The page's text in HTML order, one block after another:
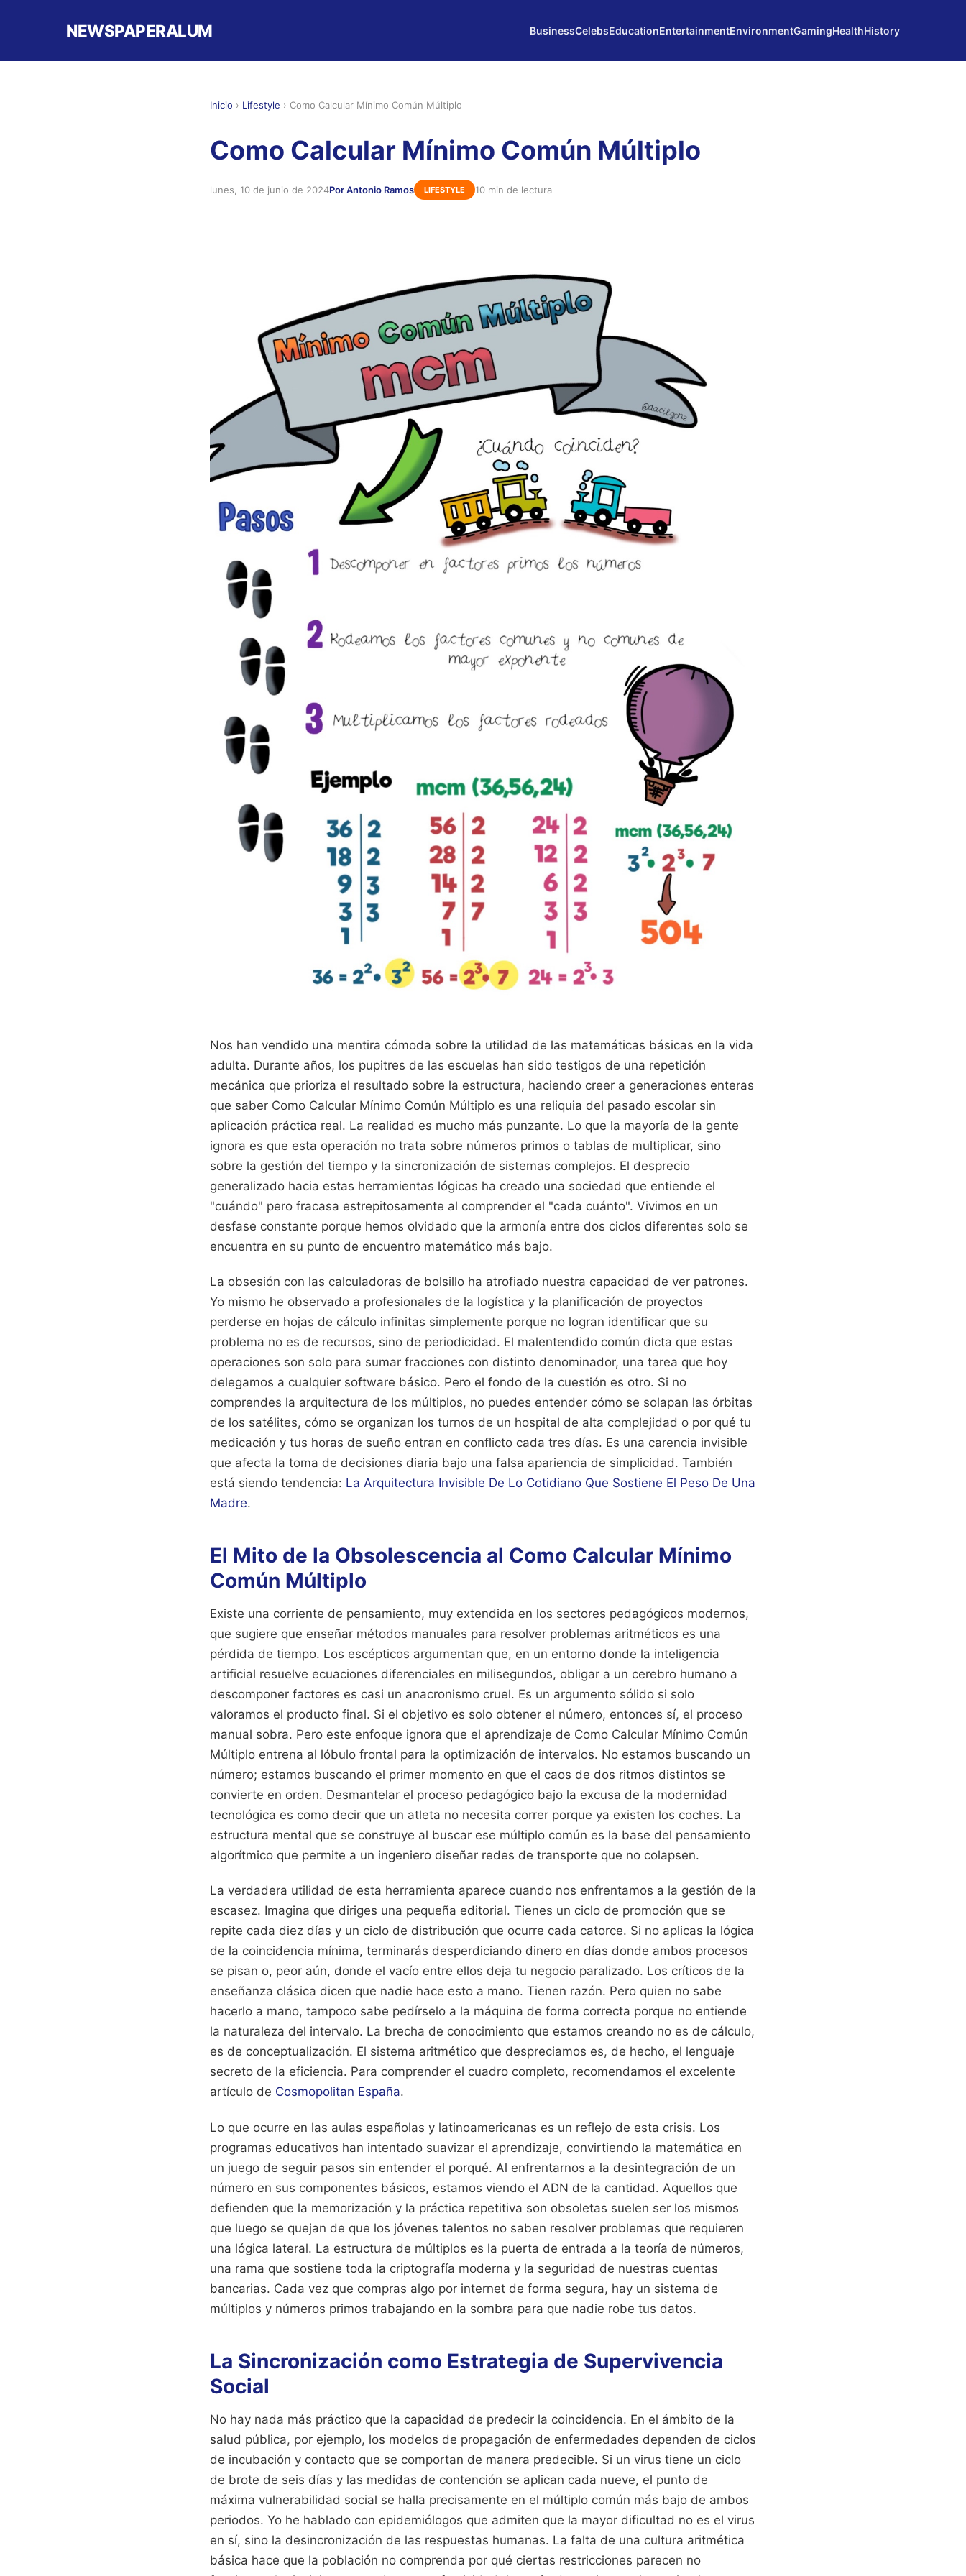
NEWSPAPERALUM BusinessCelebsEducationEntertainmentEnvironmentGamingHealthHistory
Inicio › Lifestyle › Como Calcular Mínimo Común Múltiplo
Como Calcular Mínimo Común Múltiplo
lunes, 10 de junio de 2024Por Antonio Ramos LIFESTYLE 10 min de lectura
Nos han vendido una mentira cómoda sobre la utilidad de las matemáticas básicas en la vida
adulta. Durante años, los pupitres de las escuelas han sido testigos de una repetición
mecánica que prioriza el resultado sobre la estructura, haciendo creer a generaciones enteras
que saber Como Calcular Mínimo Común Múltiplo es una reliquia del pasado escolar sin
aplicación práctica real. La realidad es mucho más punzante. Lo que la mayoría de la gente
ignora es que esta operación no trata sobre números primos o tablas de multiplicar, sino
sobre la gestión del tiempo y la sincronización de sistemas complejos. El desprecio
generalizado hacia estas herramientas lógicas ha creado una sociedad que entiende el
"cuándo" pero fracasa estrepitosamente al comprender el "cada cuánto". Vivimos en un
desfase constante porque hemos olvidado que la armonía entre dos ciclos diferentes solo se
encuentra en su punto de encuentro matemático más bajo.
La obsesión con las calculadoras de bolsillo ha atrofiado nuestra capacidad de ver patrones.
Yo mismo he observado a profesionales de la logística y la planificación de proyectos
perderse en hojas de cálculo infinitas simplemente porque no logran identificar que su
problema no es de recursos, sino de periodicidad. El malentendido común dicta que estas
operaciones son solo para sumar fracciones con distinto denominador, una tarea que hoy
delegamos a cualquier software básico. Pero el fondo de la cuestión es otro. Si no
comprendes la arquitectura de los múltiplos, no puedes entender cómo se solapan las órbitas
de los satélites, cómo se organizan los turnos de un hospital de alta complejidad o por qué tu
medicación y tus horas de sueño entran en conflicto cada tres días. Es una carencia invisible
que afecta la toma de decisiones diaria bajo una falsa apariencia de simplicidad. También
está siendo tendencia: La Arquitectura Invisible De Lo Cotidiano Que Sostiene El Peso De Una
Madre.
El Mito de la Obsolescencia al Como Calcular Mínimo
Común Múltiplo
Existe una corriente de pensamiento, muy extendida en los sectores pedagógicos modernos,
que sugiere que enseñar métodos manuales para resolver problemas aritméticos es una
pérdida de tiempo. Los escépticos argumentan que, en un entorno donde la inteligencia
artificial resuelve ecuaciones diferenciales en milisegundos, obligar a un cerebro humano a
descomponer factores es casi un anacronismo cruel. Es un argumento sólido si solo
valoramos el producto final. Si el objetivo es solo obtener el número, entonces sí, el proceso
manual sobra. Pero este enfoque ignora que el aprendizaje de Como Calcular Mínimo Común
Múltiplo entrena al lóbulo frontal para la optimización de intervalos. No estamos buscando un
número; estamos buscando el primer momento en que el caos de dos ritmos distintos se
convierte en orden. Desmantelar el proceso pedagógico bajo la excusa de la modernidad
tecnológica es como decir que un atleta no necesita correr porque ya existen los coches. La
estructura mental que se construye al buscar ese múltiplo común es la base del pensamiento
algorítmico que permite a un ingeniero diseñar redes de transporte que no colapsen.
La verdadera utilidad de esta herramienta aparece cuando nos enfrentamos a la gestión de la
escasez. Imagina que diriges una pequeña editorial. Tienes un ciclo de promoción que se
repite cada diez días y un ciclo de distribución que ocurre cada catorce. Si no aplicas la lógica
de la coincidencia mínima, terminarás desperdiciando dinero en días donde ambos procesos
se pisan o, peor aún, donde el vacío entre ellos deja tu negocio paralizado. Los críticos de la
enseñanza clásica dicen que nadie hace esto a mano. Tienen razón. Pero quien no sabe
hacerlo a mano, tampoco sabe pedírselo a la máquina de forma correcta porque no entiende
la naturaleza del intervalo. La brecha de conocimiento que estamos creando no es de cálculo,
es de conceptualización. El sistema aritmético que despreciamos es, de hecho, el lenguaje
secreto de la eficiencia. Para comprender el cuadro completo, recomendamos el excelente
artículo de Cosmopolitan España.
Lo que ocurre en las aulas españolas y latinoamericanas es un reflejo de esta crisis. Los
programas educativos han intentado suavizar el aprendizaje, convirtiendo la matemática en
un juego de seguir pasos sin entender el porqué. Al enfrentarnos a la desintegración de un
número en sus componentes básicos, estamos viendo el ADN de la cantidad. Aquellos que
defienden que la memorización y la práctica repetitiva son obsoletas suelen ser los mismos
que luego se quejan de que los jóvenes talentos no saben resolver problemas que requieren
una lógica lateral. La estructura de múltiplos es la puerta de entrada a la teoría de números,
una rama que sostiene toda la criptografía moderna y la seguridad de nuestras cuentas
bancarias. Cada vez que compras algo por internet de forma segura, hay un sistema de
múltiplos y números primos trabajando en la sombra para que nadie robe tus datos.
La Sincronización como Estrategia de Supervivencia
Social
No hay nada más práctico que la capacidad de predecir la coincidencia. En el ámbito de la
salud pública, por ejemplo, los modelos de propagación de enfermedades dependen de ciclos
de incubación y contacto que se comportan de manera predecible. Si un virus tiene un ciclo
de brote de seis días y las medidas de contención se aplican cada nueve, el punto de
máxima vulnerabilidad social se halla precisamente en el múltiplo común más bajo de ambos
periodos. Yo he hablado con epidemiólogos que admiten que la mayor dificultad no es el virus
en sí, sino la desincronización de las respuestas humanas. La falta de una cultura aritmética
básica hace que la población no comprenda por qué ciertas restricciones parecen no